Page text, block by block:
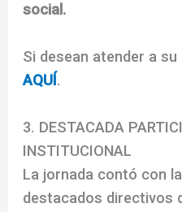
social.
Si desean atender a
AQUÍ.
3. DESTACADA
INSTITUCIONAL
La jornada contó con
destacados directivos